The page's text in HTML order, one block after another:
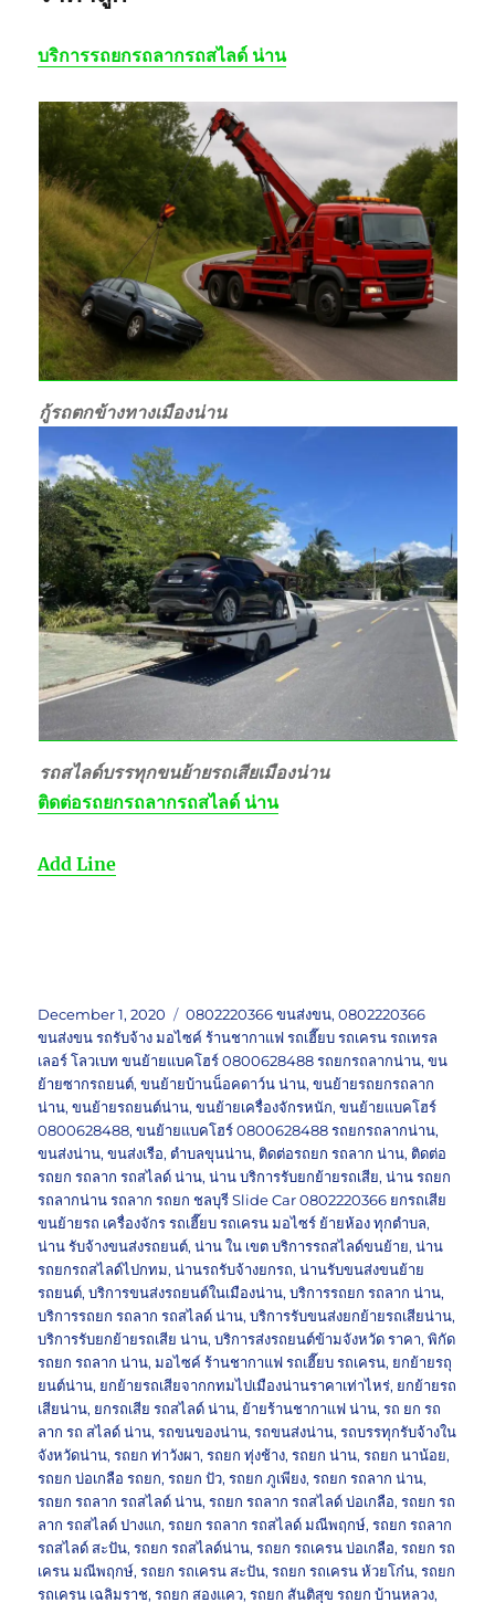
บริการรถยกรถลากรถสไลด์ น่าน
กู้รถตกข้างทางเมืองน่าน
รถสไลด์บรรทุกขนย้ายรถเสียเมืองน่าน
ติดต่อรถยกรถลากรถสไลด์ น่าน
Add Line
Posted
on
December 1, 2020 Tags
0802220366 ขนส่งขน,0802220366
ขนส่งขน รถรับจ้าง มอไซค์ ร้านชากาแฟ รถเฮี๊ยบ รถเครน รถเทรล
เลอร์ โลวเบท ขนย้ายแบคโฮร์ 0800628488 รถยกรถลากน่าน,ขน
ย้ายซากรถยนต์,ขนย้ายบ้านน็อคดาว์น น่าน,ขนย้ายรถยกรถลาก
น่าน,ขนย้ายรถยนต์น่าน,ขนย้ายเครื่องจักรหนัก,ขนย้ายแบคโฮร์
0800628488,ขนย้ายแบคโฮร์ 0800628488 รถยกรถลากน่าน,
ขนส่งน่าน,ขนส่งเรือ, ตำบลขุนน่าน, ติดต่อรถยก รถลาก น่าน, ติดต่อ
รถยก รถลาก รถสไลด์ น่าน,น่าน บริการรับยกย้ายรถเสีย,น่าน รถยก
รถลากน่าน รถลาก รถยก ชลบุรี Slide Car 0802220366 ยกรถเสีย
ขนย้ายรถ เครื่องจักร รถเฮี๊ยบ รถเครน มอไซร์ ย้ายห้อง ทุกตำบล,
น่าน รับจ้างขนส่งรถยนต์,น่าน ใน เขต บริการรถสไลด์ขนย้าย,น่าน
รถยกรถสไลด์ไปกทม,น่านรถรับจ้างยกรถ,น่านรับขนส่งขนย้าย
รถยนต์,บริการขนส่งรถยนต์ในเมืองน่าน,บริการรถยก รถลาก น่าน,
บริการรถยก รถลาก รถสไลด์ น่าน,บริการรับขนส่งยกย้ายรถเสียน่าน,
บริการรับยกย้ายรถเสีย น่าน,บริการส่งรถยนต์ข้ามจังหวัด ราคา,พิกัด
รถยก รถลาก น่าน,มอไซค์ ร้านชากาแฟ รถเฮี๊ยบ รถเครน, ยกย้ายรถุ
ยนต์น่าน, ยกย้ายรถเสียจากกทมไปเมืองน่านราคาเท่าไหร่, ยกย้ายรถ
เสียน่าน, ยกรถเสีย รถสไลด์ น่าน, ย้ายร้านชากาแฟ น่าน,รถ ยก รถ
ลาก รถ สไลด์ น่าน,รถขนของน่าน,รถขนส่งน่าน,รถบรรทุกรับจ้างใน
จังหวัดน่าน,รถยก ท่าวังผา,รถยก ทุ่งช้าง,รถยก น่าน,รถยก นาน้อย,
รถยก บ่อเกลือ รถยก,รถยก ปัว,รถยก ภูเพียง,รถยก รถลาก น่าน,
รถยก รถลาก รถสไลด์ น่าน,รถยก รถลาก รถสไลด์ บ่อเกลือ,รถยก รถ
ลาก รถสไลด์ ปางแก,รถยก รถลาก รถสไลด์ มณีพฤกษ์,รถยก รถลาก
รถสไลด์ สะปัน,รถยก รถสไลด์น่าน,รถยก รถเครน บ่อเกลือ,รถยก รถ
เครน มณีพฤกษ์,รถยก รถเครน สะปัน,รถยก รถเครน ห้วยโก๋น,รถยก
รถเครน เฉลิมราช,รถยก สองแคว,รถยก สันติสุข รถยก บ้านหลวง,